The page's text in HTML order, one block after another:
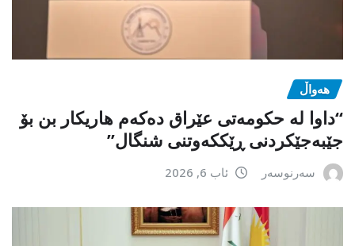
هەواڵ
“داوا لە حكومەتی عێراق دەكەم هاریكار بن بۆ
جێبەجێكردنی ڕێككەوتنی شنگال”
سەرنوسەر ئاب 6, 2026